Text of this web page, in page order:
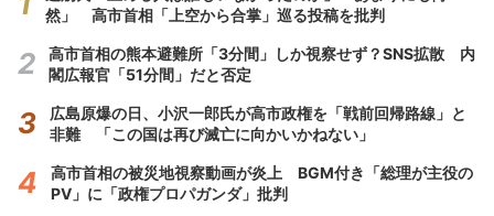
然」 高市首相「上空から合掌」巡る投稿を批判
高市首相の熊本避難所「3分間」しか視察せず？SNS拡散 内
閣広報官「51分間」だと否定
広島原爆の日、小沢一郎氏が高市政権を「戦前回帰路線」と
非難 「この国は再び滅亡に向かいかねない」
高市首相の被災地視察動画が炎上 BGM付き「総理が主役の
PV」に「政権プロパガンダ」批判